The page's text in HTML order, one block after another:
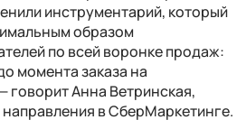
инструментарий, который
образом
по всей воронке продаж:
момента заказа на
Анна Ветринская,
в СберМаркетинге.